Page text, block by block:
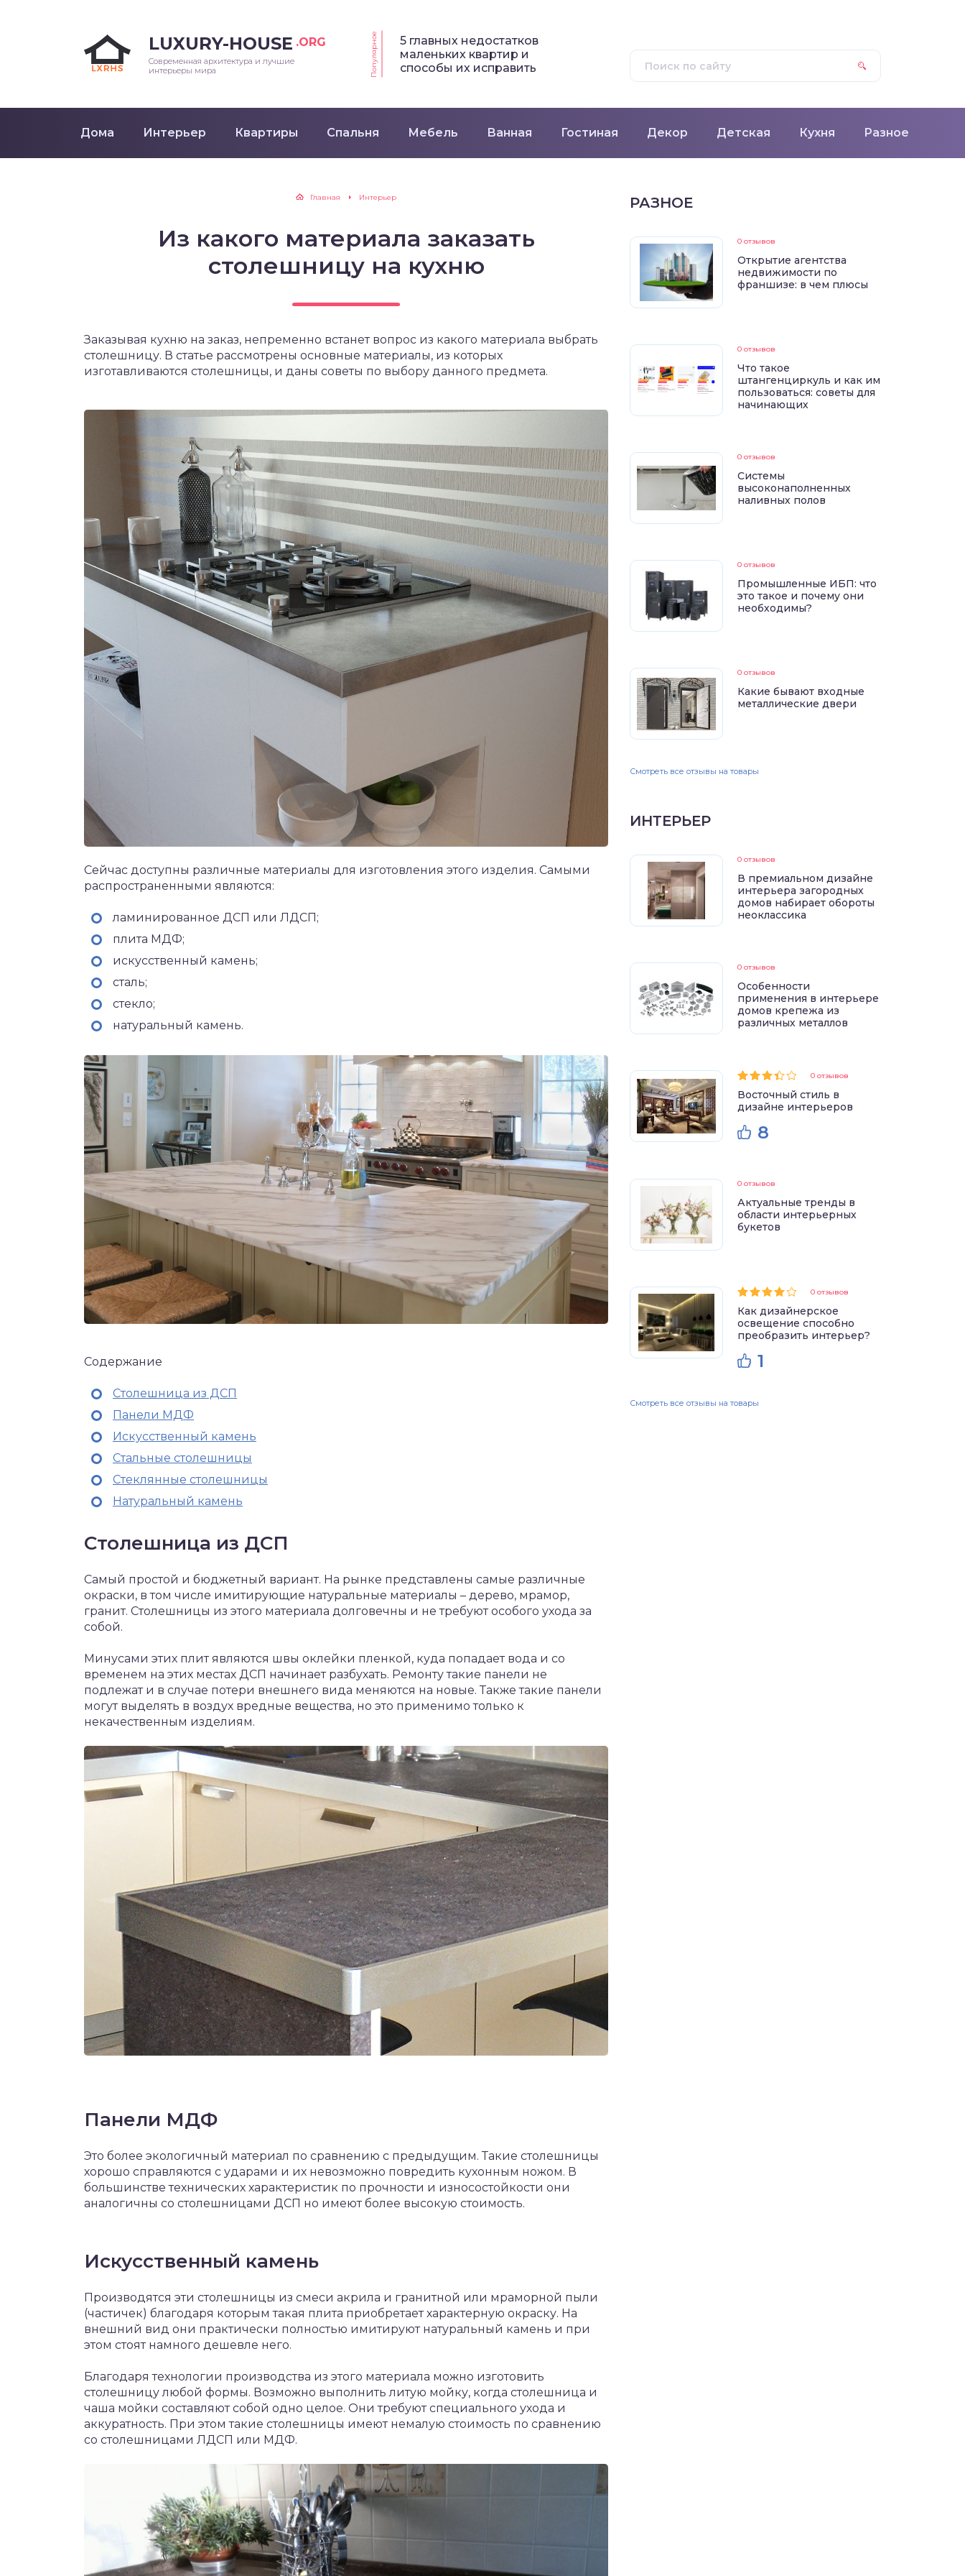
LUXURY-HOUSE .ORG
Современная архитектура и лучшие
интерьеры мира
Популярное
5 главных недостатков
маленьких квартир и
способы их исправить
Дома Интерьер Квартиры Спальня Мебель Ванная Гостиная Декор Детская Кухня Разное
Главная Интерьер
Из какого материала заказать
столешницу на кухню
Заказывая кухню на заказ, непременно встанет вопрос из какого материала выбрать
столешницу. В статье рассмотрены основные материалы, из которых
изготавливаются столешницы, и даны советы по выбору данного предмета.
Сейчас доступны различные материалы для изготовления этого изделия. Самыми
распространенными являются:
ламинированное ДСП или ЛДСП;
плита МДФ;
искусственный камень;
сталь;
стекло;
натуральный камень.
Содержание
Столешница из ДСП
Панели МДФ
Искусственный камень
Стальные столешницы
Стеклянные столешницы
Натуральный камень
Столешница из ДСП
Самый простой и бюджетный вариант. На рынке представлены самые различные
окраски, в том числе имитирующие натуральные материалы – дерево, мрамор,
гранит. Столешницы из этого материала долговечны и не требуют особого ухода за
собой.
Минусами этих плит являются швы оклейки пленкой, куда попадает вода и со
временем на этих местах ДСП начинает разбухать. Ремонту такие панели не
подлежат и в случае потери внешнего вида меняются на новые. Также такие панели
могут выделять в воздух вредные вещества, но это применимо только к
некачественным изделиям.
Панели МДФ
Это более экологичный материал по сравнению с предыдущим. Такие столешницы
хорошо справляются с ударами и их невозможно повредить кухонным ножом. В
большинстве технических характеристик по прочности и износостойкости они
аналогичны со столешницами ДСП но имеют более высокую стоимость.
Искусственный камень
Производятся эти столешницы из смеси акрила и гранитной или мраморной пыли
(частичек) благодаря которым такая плита приобретает характерную окраску. На
внешний вид они практически полностью имитируют натуральный камень и при
этом стоят намного дешевле него.
Благодаря технологии производства из этого материала можно изготовить
столешницу любой формы. Возможно выполнить литую мойку, когда столешница и
чаша мойки составляют собой одно целое. Они требуют специального ухода и
аккуратность. При этом такие столешницы имеют немалую стоимость по сравнению
со столешницами ЛДСП или МДФ.
РАЗНОЕ
0 отзывов
Открытие агентства
недвижимости по
франшизе: в чем плюсы
0 отзывов
Что такое
штангенциркуль и как им
пользоваться: советы для
начинающих
0 отзывов
Системы
высоконаполненных
наливных полов
0 отзывов
Промышленные ИБП: что
это такое и почему они
необходимы?
0 отзывов
Какие бывают входные
металлические двери
Смотреть все отзывы на товары
ИНТЕРЬЕР
0 отзывов
В премиальном дизайне
интерьера загородных
домов набирает обороты
неоклассика
0 отзывов
Особенности
применения в интерьере
домов крепежа из
различных металлов
0 отзывов
Восточный стиль в
дизайне интерьеров
8
0 отзывов
Актуальные тренды в
области интерьерных
букетов
0 отзывов
Как дизайнерское
освещение способно
преобразить интерьер?
1
Смотреть все отзывы на товары